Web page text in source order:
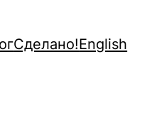
Сделано!English